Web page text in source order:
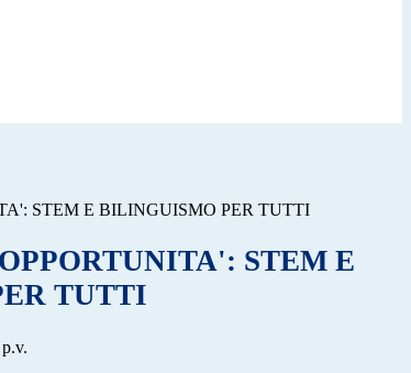
STEM E BILINGUISMO PER TUTTI
STEM E
TUTTI